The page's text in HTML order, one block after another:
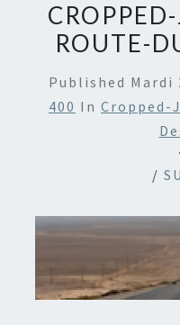
ROUTE-
Published Mardi
400 In Cropped-
/